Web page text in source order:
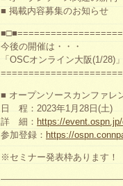
■ 掲載内容募集のお知らせ
今後の開催は・・・
「OSCオンライン大阪(1/28)
■ オープンソースカンファレ
日 程：2023年1月28日(土)
詳 細： https://
参加登録： https://
※セミナー発表枠あります！